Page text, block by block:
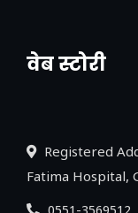
वेब स्टोरी
नया
Registered
Fatima Hospital,